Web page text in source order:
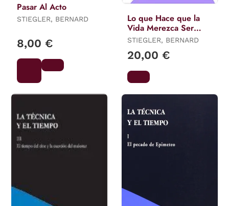
Pasar Al Acto
STIEGLER, BERNARD
8,00 €
Lo que Hace que la
Vida Merezca Ser
Vivida. De la
Farmacología
STIEGLER, BERNARD
20,00 €